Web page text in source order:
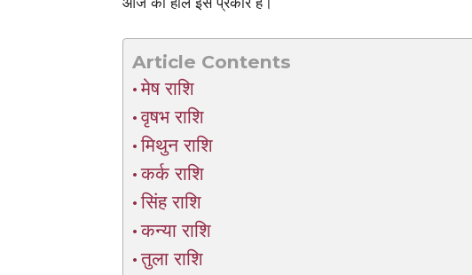
Article Contents
मेष राशि
वृषभ राशि
मिथुन राशि
कर्क राशि
सिंह राशि
कन्या राशि
तुला राशि